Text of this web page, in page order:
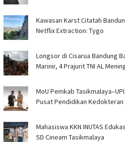
Kawasan Karst Citatah
Netflix Extraction: Tygo
Longsor di Cisarua Bandung
Marinir, 4 Prajurit TNI AL
MoU Pemkab
Pusat Pendidikan
Mahasiswa KKN INUTAS
SD Cineam Tasikmalaya